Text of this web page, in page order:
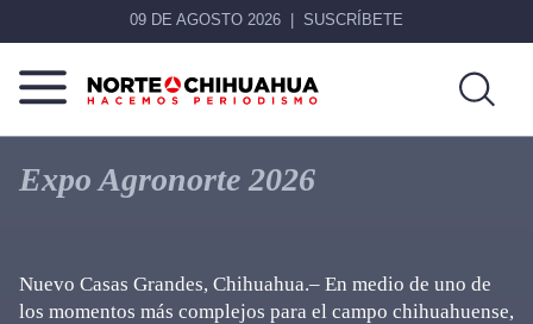
09 DE AGOSTO 2026 SUSCRÍBETE
Norte
De
Chihuahua
Más
que
noticias,
Expo Agronorte 2026
Nuevo Casas Grandes, Chihuahua.– En medio de uno de
los momentos más complejos para el campo chihuahuense,